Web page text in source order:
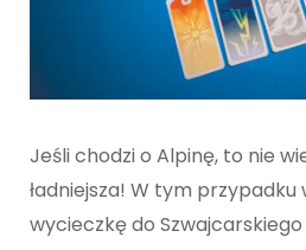
Jeśli chodzi o Alpinę, to nie
ładniejsza! W tym
wycieczkę do